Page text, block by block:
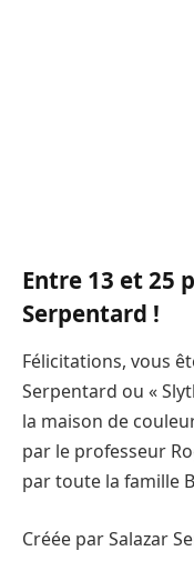
Entre 13 et 25
Serpentard !
Félicitations, vous
Serpentard ou «
la maison de
par le professeur
par toute la famille
Créée par Salazar